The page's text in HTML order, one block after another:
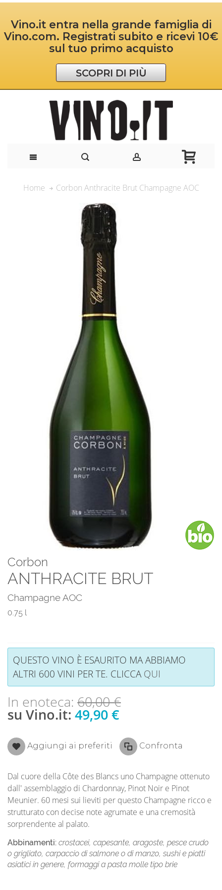
Vino.it entra nella grande famiglia di
Vino.com. Registrati subito e ricevi 10€
sul tuo primo acquisto
SCOPRI DI PIÙ
Home Corbon Anthracite Brut Champagne AOC
Corbon
ANTHRACITE BRUT
Champagne AOC
0.75 l
QUESTO VINO È ESAURITO MA ABBIAMO
ALTRI 600 VINI PER TE. CLICCAQUI
In enoteca: 60,00 €
su Vino.it: 49,90 €
Aggiungi ai preferiti Confronta
Dal cuore della Côte des Blancs uno Champagne ottenuto
dall' assemblaggio di Chardonnay, Pinot Noir e Pinot
Meunier. 60 mesi sui lieviti per questo Champagne ricco e
strutturato con decise note agrumate e una cremosità
sorprendente al palato.
Abbinamenti: crostacei, capesante, aragoste, pesce crudo
o grigliato, carpaccio di salmone o di manzo, sushi e piatti
asiatici in genere, formaggi a pasta molle tipo brie